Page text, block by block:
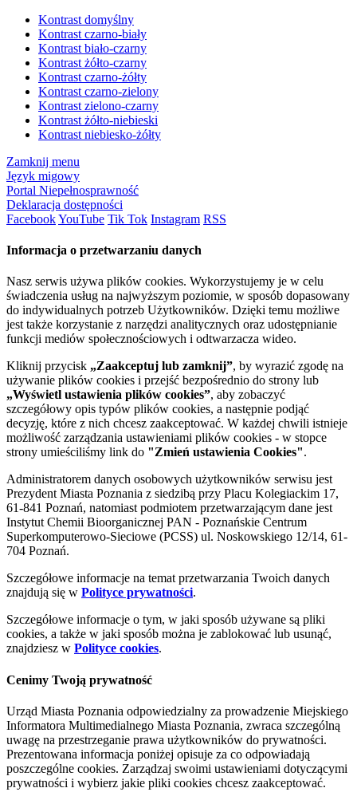
Kontrast domyślny
Kontrast czarno-biały
Kontrast biało-czarny
Kontrast żółto-czarny
Kontrast czarno-żółty
Kontrast czarno-zielony
Kontrast zielono-czarny
Kontrast żółto-niebieski
Kontrast niebiesko-żółty
Zamknij menu
Język migowy
Portal Niepełnosprawność
Deklaracja dostępności
FacebookYouTube Tik Tok Instagram RSS
Informacja o przetwarzaniu danych
Nasz serwis używa plików cookies. Wykorzystujemy je w celu
świadczenia usług na najwyższym poziomie, w sposób dopasowany
do indywidualnych potrzeb Użytkowników. Dzięki temu możliwe
jest także korzystanie z narzędzi analitycznych oraz udostępnianie
funkcji mediów społecznościowych i odtwarzacza wideo.
Kliknij przycisk „Zaakceptuj lub zamknij”, by wyrazić zgodę na
używanie plików cookies i przejść bezpośrednio do strony lub
„Wyświetl ustawienia plików cookies”, aby zobaczyć
szczegółowy opis typów plików cookies, a następnie podjąć
decyzję, które z nich chcesz zaakceptować. W każdej chwili istnieje
możliwość zarządzania ustawieniami plików cookies - w stopce
strony umieściliśmy link do "Zmień ustawienia Cookies".
Administratorem danych osobowych użytkowników serwisu jest
Prezydent Miasta Poznania z siedzibą przy Placu Kolegiackim 17,
61-841 Poznań, natomiast podmiotem przetwarzającym dane jest
Instytut Chemii Bioorganicznej PAN - Poznańskie Centrum
Superkomputerowo-Sieciowe (PCSS) ul. Noskowskiego 12/14, 61-
704 Poznań.
Szczegółowe informacje na temat przetwarzania Twoich danych
znajdują się w Polityce prywatności.
Szczegółowe informacje o tym, w jaki sposób używane są pliki
cookies, a także w jaki sposób można je zablokować lub usunąć,
znajdziesz w Polityce cookies.
Cenimy Twoją prywatność
Urząd Miasta Poznania odpowiedzialny za prowadzenie Miejskiego
Informatora Multimedialnego Miasta Poznania, zwraca szczególną
uwagę na przestrzeganie prawa użytkowników do prywatności.
Prezentowana informacja poniżej opisuje za co odpowiadają
poszczególne cookies. Zarządzaj swoimi ustawieniami dotyczącymi
prywatności i wybierz jakie pliki cookies chcesz zaakceptować.